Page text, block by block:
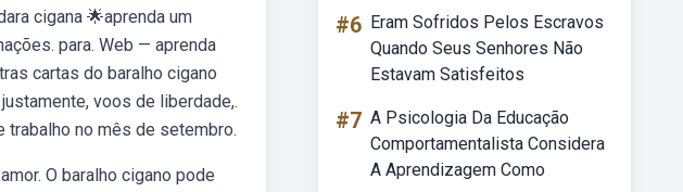
cigana 🌟aprenda um
para. Web — aprenda
cartas do baralho cigano
voos de liberdade,.
no mês de setembro.
O baralho cigano pode
#6 Eram Sofridos Pelos Escravos
Quando Seus Senhores Não
Estavam Satisfeitos
#7 A Psicologia Da Educação
Comportamentalista Considera
A Aprendizagem Como